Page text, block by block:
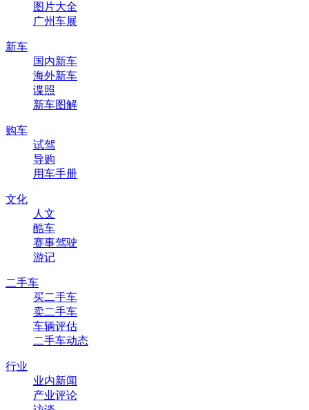
图片大全
广州车展
新车
国内新车
海外新车
谍照
新车图解
购车
试驾
导购
用车手册
文化
人文
酷车
赛事驾驶
游记
二手车
买二手车
卖二手车
车辆评估
二手车动态
行业
业内新闻
产业评论